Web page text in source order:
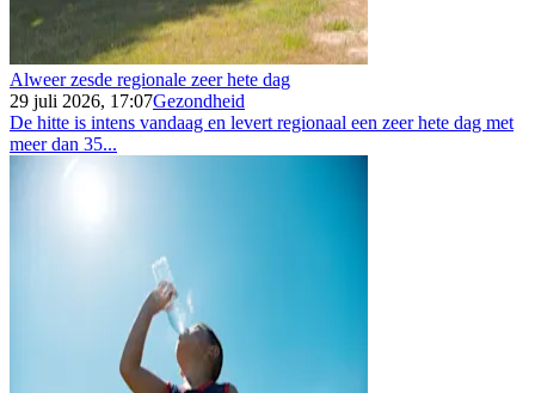
Alweer zesde regionale zeer hete dag
29 juli 2026, 17:07Gezondheid
De hitte is intens vandaag en levert regionaal een zeer hete dag met
meer dan 35...